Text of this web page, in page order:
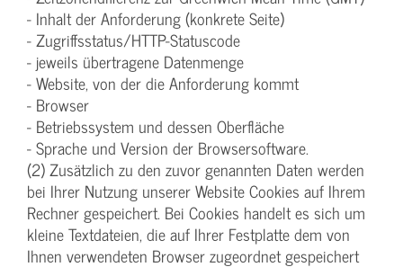
- Inhalt der Anforderung (konkrete Seite)
- Zugriffsstatus/HTTP-Statuscode
- jeweils übertragene Datenmenge
- Website, von der die Anforderung kommt
- Browser
- Betriebssystem und dessen Oberfläche
- Sprache und Version der Browsersoftware.
(2) Zusätzlich zu den zuvor genannten Daten werden
bei Ihrer Nutzung unserer Website Cookies auf Ihrem
Rechner gespeichert. Bei Cookies handelt es sich um
kleine Textdateien, die auf Ihrer Festplatte dem von
Ihnen verwendeten Browser zugeordnet gespeichert